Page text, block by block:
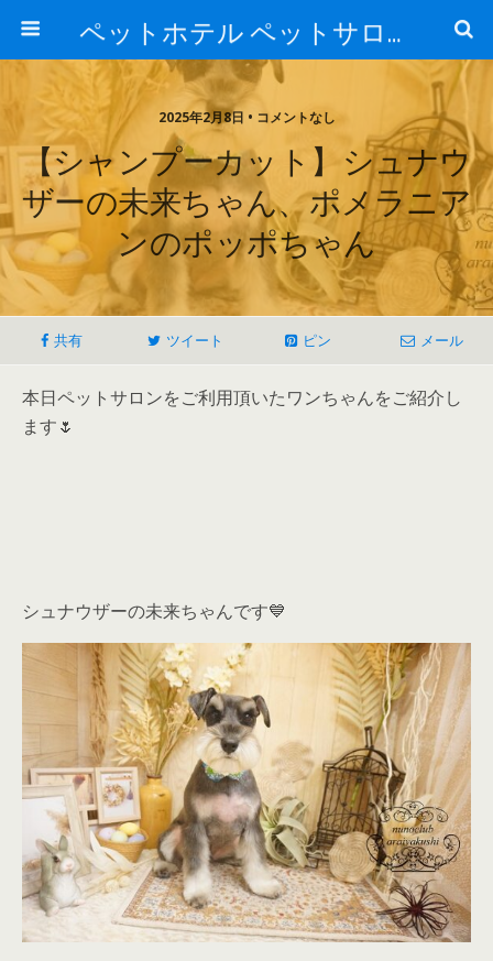
ペットホテル ペットサロン トリミングサロン 東京 ヌーノクラブのブログ
2025年2月8日 • コメントなし
【シャンプーカット】シュナウ
ザーの未来ちゃん、ポメラニア
ンのポッポちゃん
共有 ツイート ピン メール
本日ペットサロンをご利用頂いたワンちゃんをご紹介し
ます🌷
シュナウザーの未来ちゃんです💙